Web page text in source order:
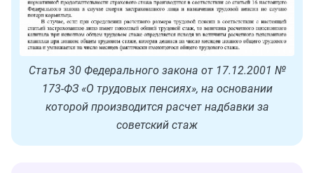
Статья 30 Федерального закона от 17.12.2001 №
173-ФЗ «О трудовых пенсиях», на основании
которой производится расчет надбавки за
советский стаж